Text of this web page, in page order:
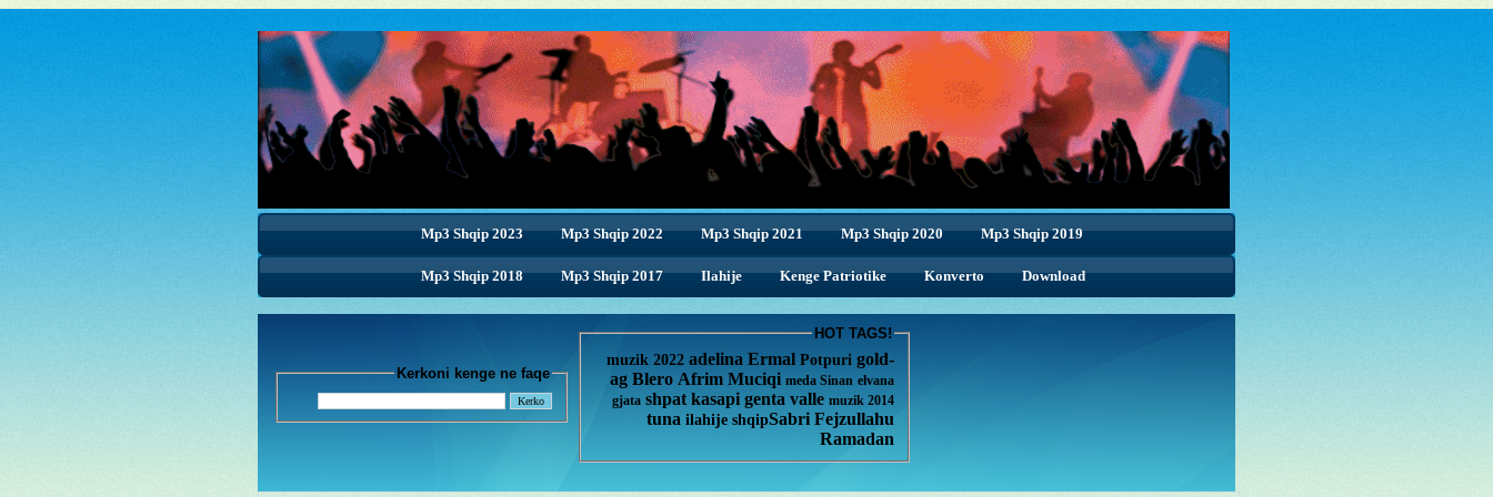
Mp3 Shqip 2023 Mp3 Shqip 2022 Mp3 Shqip 2021 Mp3 Shqip 2020 Mp3 Shqip 2019
Mp3 Shqip 2018 Mp3 Shqip 2017 Ilahije Kenge Patriotike Konverto Download
Kerkoni kenge ne faqe
HOT TAGS!
muzik 2022 adelina Ermal Potpuri gold-
ag Blero Afrim Muciqi meda Sinan elvana
gjata shpat kasapi genta valle muzik 2014
tuna ilahije shqipSabri Fejzullahu
Ramadan